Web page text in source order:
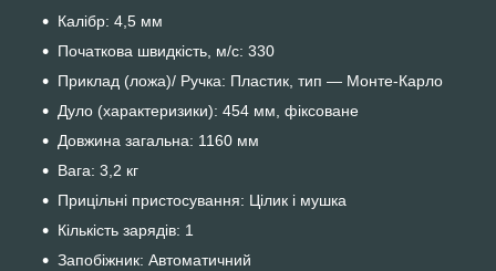
Калібр: 4,5 мм
Початкова швидкість, м/с: 330
Приклад (ложа)/ Ручка: Пластик, тип — Монте-Карло
Дуло (характеризики): 454 мм, фіксоване
Довжина загальна: 1160 мм
Вага: 3,2 кг
Прицільні пристосування: Цілик і мушка
Кількість зарядів: 1
Запобіжник: Автоматичний